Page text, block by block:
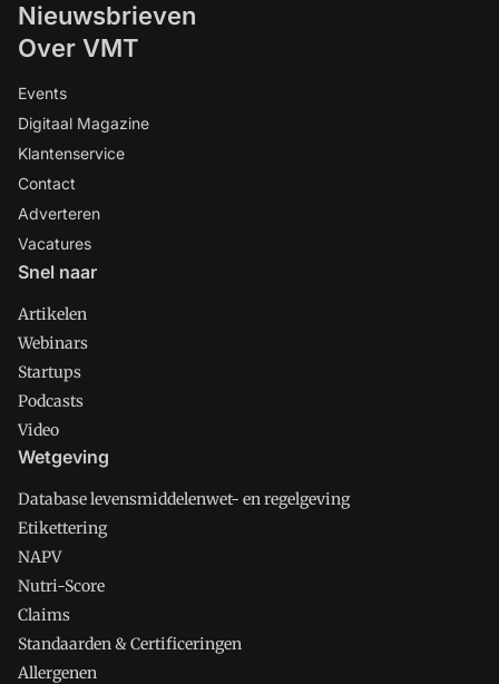
Nieuwsbrieven
Over VMT
Events
Digitaal Magazine
Klantenservice
Contact
Adverteren
Vacatures
Snel naar
Artikelen
Webinars
Startups
Podcasts
Video
Wetgeving
Database levensmiddelenwet- en regelgeving
Etikettering
NAPV
Nutri-Score
Claims
Standaarden & Certificeringen
Allergenen